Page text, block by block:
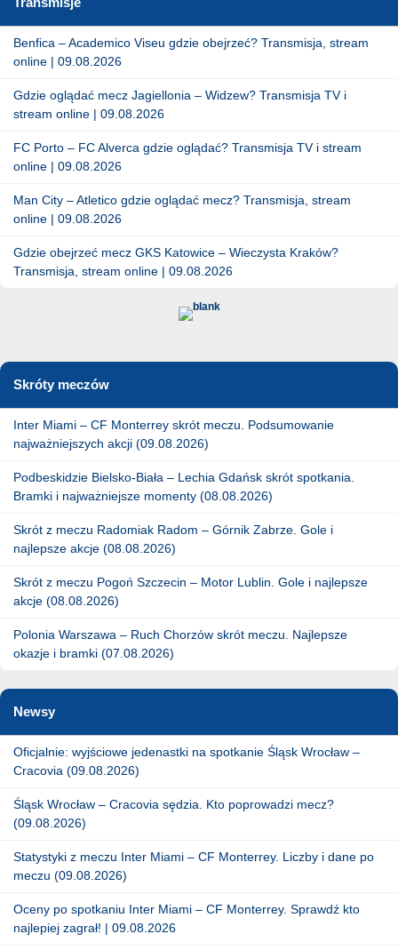
Benfica – Academico Viseu gdzie obejrzeć? Transmisja, stream
online | 09.08.2026
Gdzie oglądać mecz Jagiellonia – Widzew? Transmisja TV i
stream online | 09.08.2026
FC Porto – FC Alverca gdzie oglądać? Transmisja TV i stream
online | 09.08.2026
Man City – Atletico gdzie oglądać mecz? Transmisja, stream
online | 09.08.2026
Gdzie obejrzeć mecz GKS Katowice – Wieczysta Kraków?
Transmisja, stream online | 09.08.2026
Skróty meczów
Inter Miami – CF Monterrey skrót meczu. Podsumowanie
najważniejszych akcji (09.08.2026)
Podbeskidzie Bielsko-Biała – Lechia Gdańsk skrót spotkania.
Bramki i najważniejsze momenty (08.08.2026)
Skrót z meczu Radomiak Radom – Górnik Zabrze. Gole i
najlepsze akcje (08.08.2026)
Skrót z meczu Pogoń Szczecin – Motor Lublin. Gole i najlepsze
akcje (08.08.2026)
Polonia Warszawa – Ruch Chorzów skrót meczu. Najlepsze
okazje i bramki (07.08.2026)
Newsy
Oficjalnie: wyjściowe jedenastki na spotkanie Śląsk Wrocław –
Cracovia (09.08.2026)
Śląsk Wrocław – Cracovia sędzia. Kto poprowadzi mecz?
(09.08.2026)
Statystyki z meczu Inter Miami – CF Monterrey. Liczby i dane po
meczu (09.08.2026)
Oceny po spotkaniu Inter Miami – CF Monterrey. Sprawdź kto
najlepiej zagrał! | 09.08.2026